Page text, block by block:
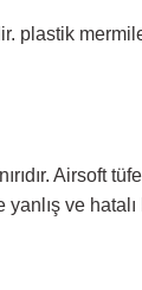
plastik
Airsoft
ve